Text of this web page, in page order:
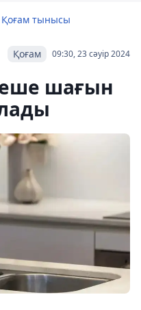
Қоғам тынысы
09:30, 23 сәуір 2024
Қоғам
шағын